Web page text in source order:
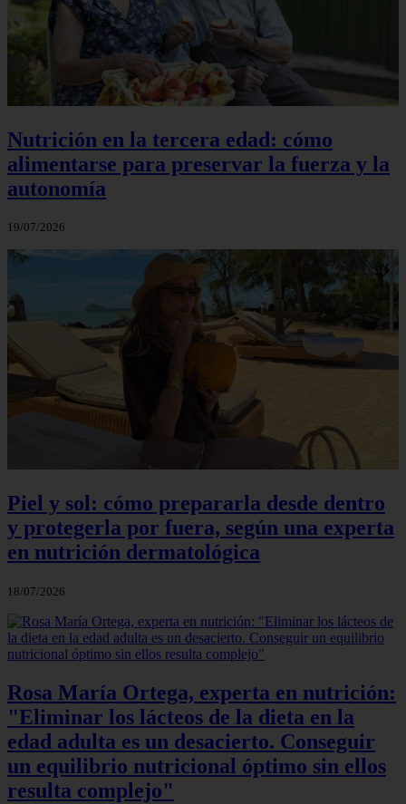
Nutrición en la tercera edad: cómo
alimentarse para preservar la fuerza y la
autonomía
19/07/2026
Piel y sol: cómo prepararla desde dentro
y protegerla por fuera, según una experta
en nutrición dermatológica
18/07/2026
Rosa María Ortega, experta en nutrición:
"Eliminar los lácteos de la dieta en la
edad adulta es un desacierto. Conseguir
un equilibrio nutricional óptimo sin ellos
resulta complejo"